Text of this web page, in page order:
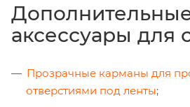
аксессуары для
Прозрачные карманы для
отверстиями под ленты;